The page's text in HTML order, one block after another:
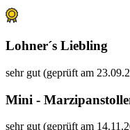
Lohner´s Liebling
sehr gut (geprüft am
Mini -
sehr gut (geprüft am